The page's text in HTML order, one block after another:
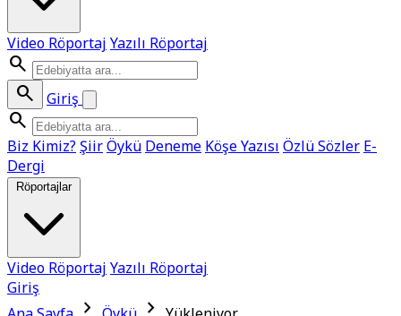
Video Röportaj Yazılı Röportaj
search
search
Giriş
search
Biz Kimiz? ŞiirÖykü Deneme Köşe Yazısı Özlü Sözler E-
Dergi
Röportajlar
Video Röportaj Yazılı Röportaj
Giriş
chevron_right chevron_right